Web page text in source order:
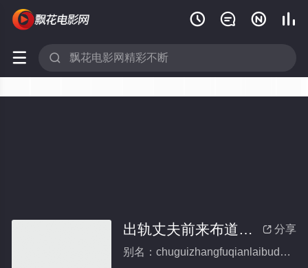
   
 
 分享
出轨丈夫前来布道却与朋友合拍
别名：chuguizhangfuqianlaibudaoqueyupengyouhepai